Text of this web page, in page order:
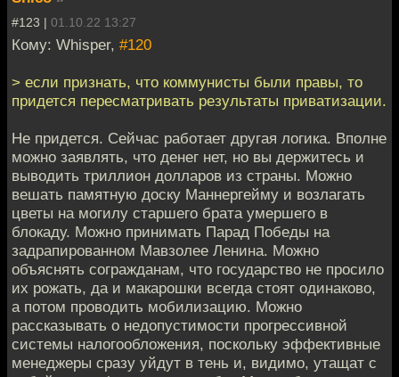
#123 | 01.10.22 13:27
Кому: Whisper, #120
> если признать, что коммунисты были правы, то
придется пересматривать результаты приватизации.
Не придется. Сейчас работает другая логика. Вполне
можно заявлять, что денег нет, но вы держитесь и
выводить триллион долларов из страны. Можно
вешать памятную доску Маннергейму и возлагать
цветы на могилу старшего брата умершего в
блокаду. Можно принимать Парад Победы на
задрапированном Мавзолее Ленина. Можно
объяснять согражданам, что государство не просило
их рожать, да и макарошки всегда стоят одинаково,
а потом проводить мобилизацию. Можно
рассказывать о недопустимости прогрессивной
системы налогообложения, поскольку эффективные
менеджеры сразу уйдут в тень и, видимо, утащат с